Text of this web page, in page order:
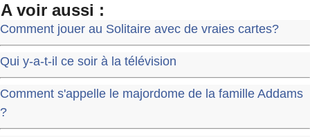
A voir aussi :
Comment jouer au Solitaire avec de vraies cartes?
Qui y-a-t-il ce soir à la télévision
Comment s'appelle le majordome de la famille Addams
?